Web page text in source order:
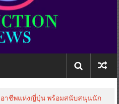
อาชีพแห่งญี่ปุ่น พร้อมสนับสนุนนัก